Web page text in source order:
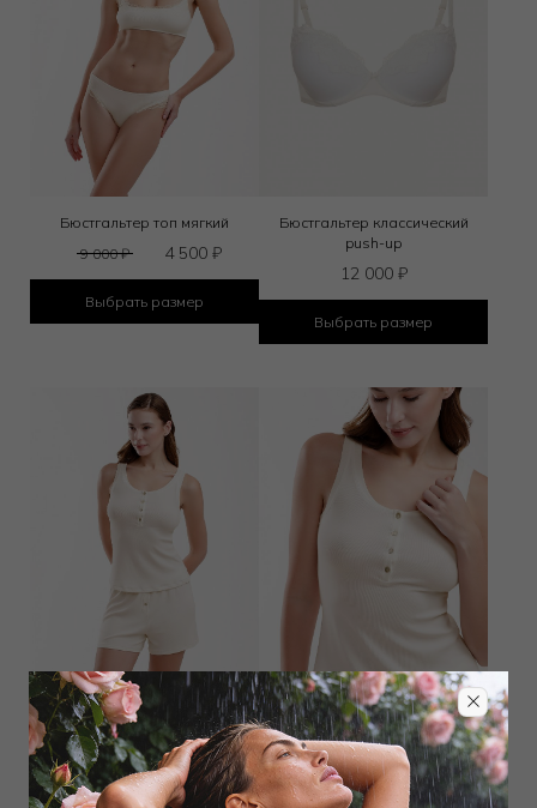
Бюстгальтер топ мягкий
9 000₽ 4 500 ₽
Выбрать размер
Бюстгальтер классический
push-up
12 000 ₽
Выбрать размер
Шорты
6 000₽ 3 150₽
Выбрать размер
Топ
9 000₽ 4 950₽
Выбрать размер